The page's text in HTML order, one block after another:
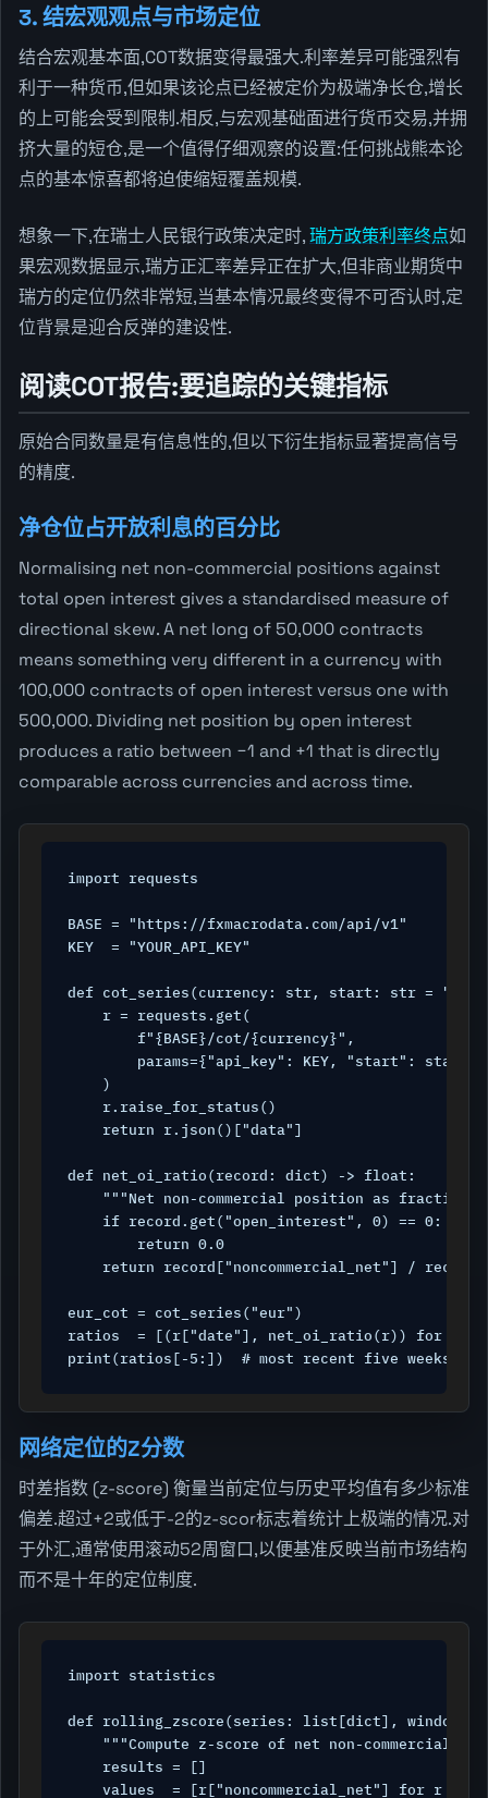
3. 结宏观观点与市场定位
结合宏观基本面,COT数据变得最强大.利率差异可能强烈有
利于一种货币,但如果该论点已经被定价为极端净长仓,增长
的上可能会受到限制.相反,与宏观基础面进行货币交易,并拥
挤大量的短仓,是一个值得仔细观察的设置:任何挑战熊本论
点的基本惊喜都将迫使缩短覆盖规模.
想象一下,在瑞士人民银行政策决定时,瑞方政策利率终点如
果宏观数据显示,瑞方正汇率差异正在扩大,但非商业期货中
瑞方的定位仍然非常短,当基本情况最终变得不可否认时,定
位背景是迎合反弹的建设性.
阅读COT报告:要追踪的关键指标
原始合同数量是有信息性的,但以下衍生指标显著提高信号
的精度.
净仓位占开放利息的百分比
Normalising net non-commercial positions against
total open interest gives a standardised measure of
directional skew. A net long of 50,000 contracts
means something very different in a currency with
100,000 contracts of open interest versus one with
500,000. Dividing net position by open interest
produces a ratio between −1 and +1 that is directly
comparable across currencies and across time.
import requests
BASE = "https://fxmacrodata.com/api/v1"
KEY  = "YOUR_API_KEY"
def cot_series(currency: str, start: str =
    r = requests.get(
        f"{BASE}/cot/{currency}",
        params={"api_key": KEY, "start": start}
    )
    r.raise_for_status()
    return r.json()["data"]
def net_oi_ratio(record: dict) -> float:
"""Net non-commercial position as fraction
    if record.get("open_interest", 0) == 0:
        return 0.0
return record["noncommercial_net"] /
eur_cot = cot_series("eur")
ratios  = [(r["date"], net_oi_ratio(r)) for r in
print(ratios[-5:])  # most recent five weeks
网络定位的Z分数
时差指数 (z-score) 衡量当前定位与历史平均值有多少标准
偏差.超过+2或低于-2的z-scor标志着统计上极端的情况.对
于外汇,通常使用滚动52周窗口,以便基准反映当前市场结构
而不是十年的定位制度.
import statistics
def rolling_zscore(series: list[dict],
"""Compute z-score of net non-commercial
    results = []
values  = [r["noncommercial_net"] for r in